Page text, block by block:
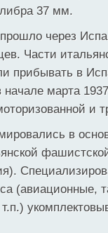
37 мм.
через
Части
прибывать в
марта
и
в
(авиационные,